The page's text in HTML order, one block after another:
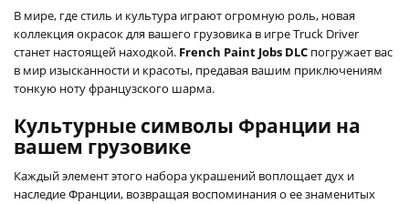
В мире, где стиль и культура играют огромную роль, новая
коллекция окрасок для вашего грузовика в игре Truck Driver
станет настоящей находкой. French Paint Jobs DLC погружает вас
в мир изысканности и красоты, предавая вашим приключениям
тонкую ноту французского шарма.
Культурные символы Франции на
вашем грузовике
Каждый элемент этого набора украшений воплощает дух и
наследие Франции, возвращая воспоминания о ее знаменитых